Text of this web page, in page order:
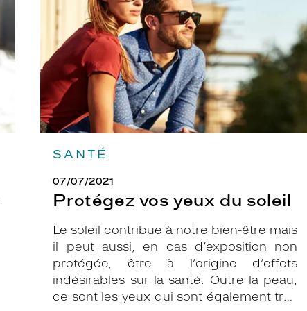
SANTÉ
07/07/2021
Protégez vos yeux du soleil
Le soleil contribue à notre bien-être mais
il peut aussi, en cas d’exposition non
protégée, être à l’origine d’effets
indésirables sur la santé. Outre la peau,
ce sont les yeux qui sont également très
soleil